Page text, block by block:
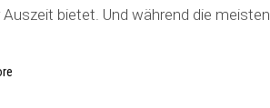
Auszeit bietet. Und während die